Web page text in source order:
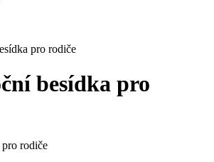
pro rodiče
besídka pro
rodiče